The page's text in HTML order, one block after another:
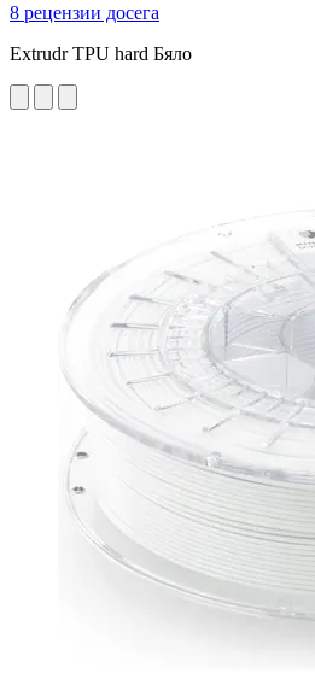
8 рецензии досега
Extrudr TPU hard Бяло